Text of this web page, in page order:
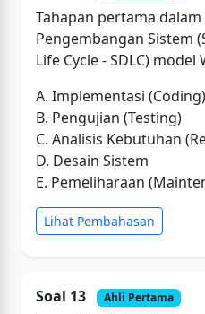
Tahapan pertama
Pengembangan Sistem
Life Cycle - SDLC)
A. Implementasi (Coding)
B. Pengujian (Testing)
C. Analisis Kebutuhan
D. Desain Sistem
E. Pemeliharaan
Lihat Pembahasan
Soal 13 Ahli Pertama